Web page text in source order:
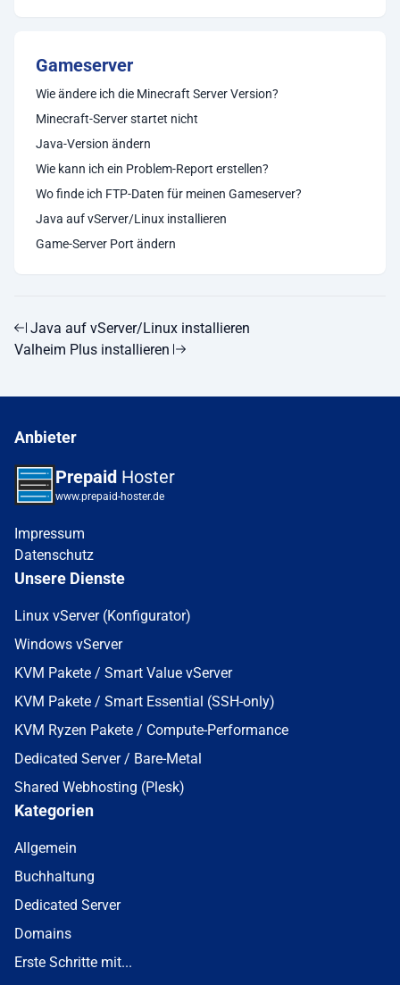
Gameserver
Wie ändere ich die Minecraft Server Version?
Minecraft-Server startet nicht
Java-Version ändern
Wie kann ich ein Problem-Report erstellen?
Wo finde ich FTP-Daten für meinen Gameserver?
Java auf vServer/Linux installieren
Game-Server Port ändern
Java auf vServer/Linux installieren
Valheim Plus installieren
Anbieter
Prepaid Hoster
www.prepaid-hoster.de
Impressum
Datenschutz
Unsere Dienste
Linux vServer (Konfigurator)
Windows vServer
KVM Pakete / Smart Value vServer
KVM Pakete / Smart Essential (SSH-only)
KVM Ryzen Pakete / Compute-Performance
Dedicated Server / Bare-Metal
Shared Webhosting (Plesk)
Kategorien
Allgemein
Buchhaltung
Dedicated Server
Domains
Erste Schritte mit...